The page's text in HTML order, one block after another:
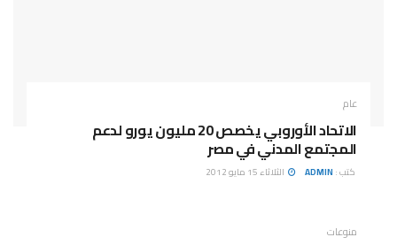
عام
الاتحاد الأوروبي يخصص 20 مليون يورو لدعم
المجتمع المدني في مصر
كتب : ADMIN الثلاثاء 15 مايو 2012
منوعات